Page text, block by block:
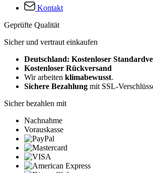
Kontakt
Geprüfte Qualität
Sicher und vertraut einkaufen
Deutschland: Kostenloser
Kostenloser Rückversand
Wir arbeiten klimabewusst.
Sichere Bezahlung mit SSL-
Sicher bezahlen mit
Nachnahme
Vorauskasse